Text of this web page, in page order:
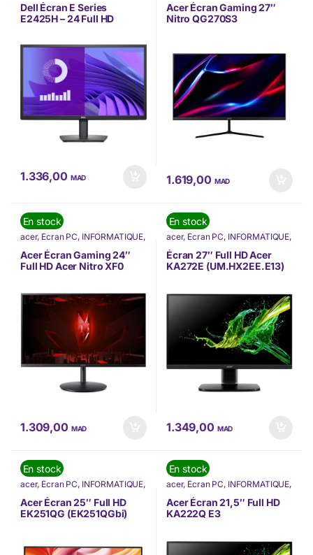
Dell Écran E Series
E2425H – 24 Full HD
1.336,00 MAD
Acer Écran Gaming 27″
Nitro QG270S3
1.619,00 MAD
En stock
acer, Écran PC, INFORMATIQUE,
Nos Marques
Acer Écran Gaming 24″
Full HD Acer Nitro XF0
1.309,00 MAD
En stock
acer, Écran PC, INFORMATIQUE,
Nos Marques
Écran 27″ Full HD Acer
KA272E (UM.HX2EE.E13)
1.349,00 MAD
En stock
acer, Écran PC, INFORMATIQUE,
Acer Écran 25″ Full HD
EK251QG (EK251QGbi)
En stock
acer, Écran PC, INFORMATIQUE,
Acer Écran 21,5″ Full HD
KA222Q E3